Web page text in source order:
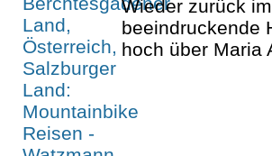
Wieder zurück
beeindruckende
hoch über Maria